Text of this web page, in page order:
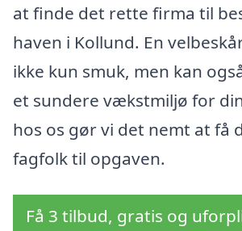
at finde det rette firma til
haven i Kollund. En
ikke kun smuk, men kan
et sundere vækstmiljø for
hos os gør vi det nemt at få
fagfolk til opgaven.
Få 3 tilbud, gratis og